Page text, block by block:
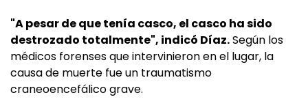
"A pesar de que tenía casco, el casco ha sido
destrozado totalmente", indicó Díaz.Según los
médicos forenses que intervinieron en el lugar, la
causa de muerte fue un traumatismo
craneoencefálico grave.